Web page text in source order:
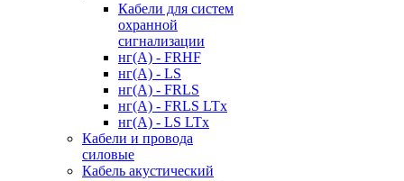
Кабели для систем
охранной
сигнализации
нг(A) - FRHF
нг(A) - LS
нг(А) - FRLS
нг(А) - FRLS LTx
нг(А) - LS LTx
Кабели и провода
силовые
Кабель акустический